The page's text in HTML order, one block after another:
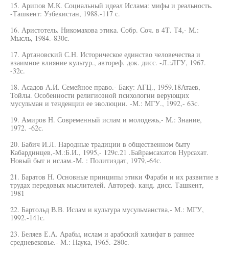
15. Арипов М.К. Социальный идеал Ислама: мифы и реальность.
-Ташкент: Узбекистан, 1988.-117 с.
16. Аристотель. Никомахова этика. Собр. Соч. в 4Т. Т4,- М.:
Мысль, 1984.-830с.
17. Артановский С.Н. Историческое единство человечества и
взаимное влияние культур., автореф. док. дисс. -Л.:ЛГУ, 1967.
-32с.
18. Асадов А.И. Семейное право.- Баку: АГЦ., 1959.18Атаев,
Тойлы. Особенности религиозной психологии верующих
мусульман и тенденции ее эволюции. -М.: МГУ., 1992,- 63с.
19. Амиров Н. Современный ислам и молодежь,- М.: Знание,
1972. -62с.
20. Бабич И.Л. Народные традиции в общественном быту
Кабардинцев,-М.:Б.И., 1995,- 129с.21 .Байрамсахатов Нурсахат.
Новый быт и ислам.-М. : Политиздат, 1979,-64с.
21. Баратов Н. Основные принципы этики Фараби и их развитие в
трудах передовых мыслителей. Автореф. канд. дисс. Ташкент,
1981
22. Бартольд В.В. Ислам и культура мусульманства,- М.: МГУ,
1992.-141с.
23. Беляев Е.А. Арабы, ислам и арабский халифат в раннее
средневековье.- М.: Наука, 1965.-280с.